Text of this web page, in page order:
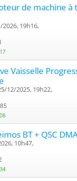
de machine à
19h16,
Vaisselle
12/2025, 19h22,
BT + QSC
10h47,